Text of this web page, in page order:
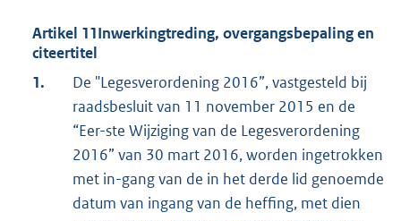
Artikel 11Inwerkingtreding, overgangsbepaling en
citeertitel
1.
De "Legesverordening 2016”, vastgesteld bij
raadsbesluit van 11 november 2015 en de
“Eer-ste Wijziging van de Legesverordening
2016” van 30 mart 2016, worden ingetrokken
met in-gang van de in het derde lid genoemde
datum van ingang van de heffing, met dien